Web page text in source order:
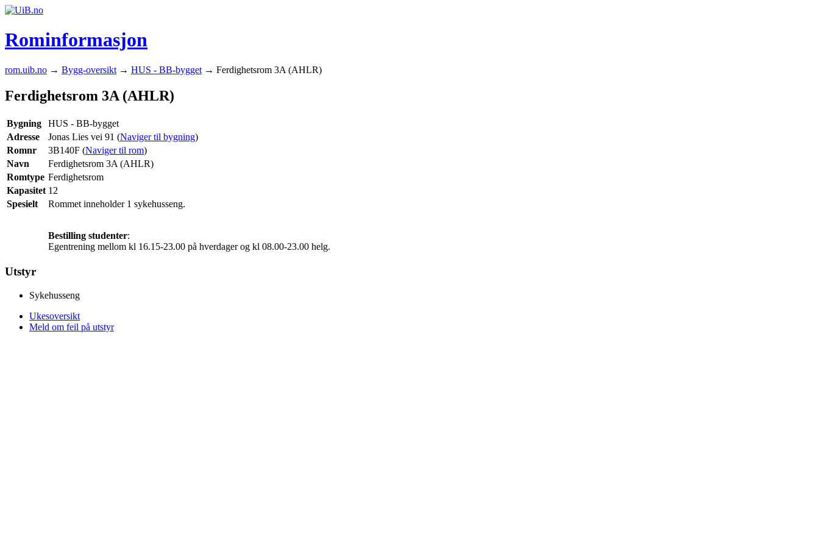
Rominformasjon
rom.uib.no → Bygg-oversikt → HUS - BB-bygget → Ferdighetsrom 3A (AHLR)
Ferdighetsrom 3A (AHLR)
Bygning
HUS - BB-bygget
Adresse
Jonas Lies vei 91 (Naviger til bygning)
Romnr
3B140F (Naviger til rom)
Navn
Ferdighetsrom 3A (AHLR)
Romtype Ferdighetsrom
Kapasitet 12
Spesielt
Rommet inneholder 1 sykehusseng.
Bestilling studenter:
Egentrening mellom kl 16.15-23.00 på hverdager og kl 08.00-23.00 helg.
Utstyr
Sykehusseng
Ukesoversikt
Meld om feil på utstyr